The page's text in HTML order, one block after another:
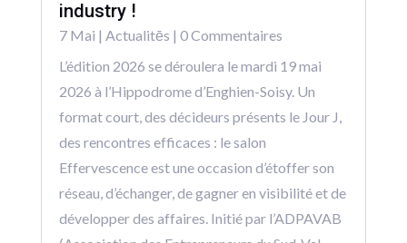
industry !
7 Mai | Actualitēs | 0 Commentaires
L’édition 2026 se déroulera le mardi 19 mai
2026 à l’Hippodrome d’Enghien-Soisy. Un
format court, des décideurs présents le Jour J,
des rencontres efficaces : le salon
Effervescence est une occasion d’étoffer son
réseau, d’échanger, de gagner en visibilité et de
développer des affaires. Initié par l’ADPAVAB